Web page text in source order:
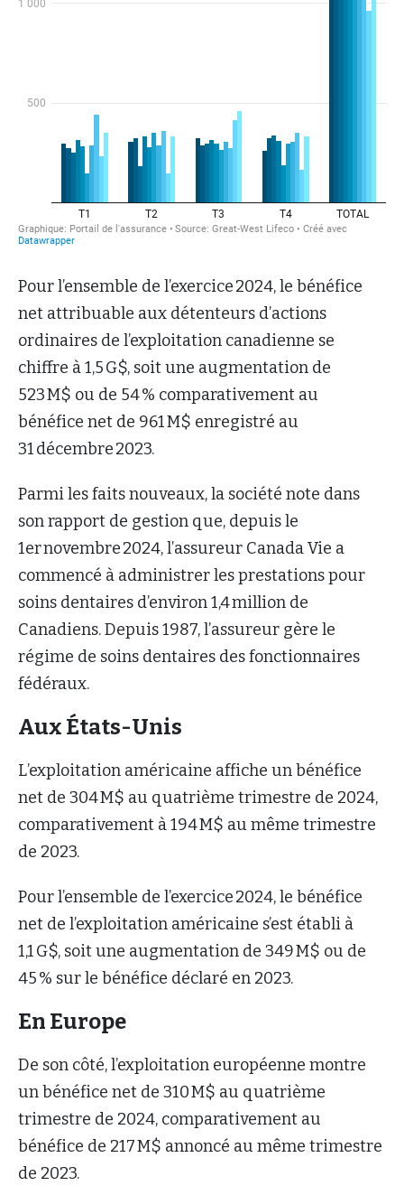
Pour l’ensemble de l’exercice 2024, le bénéfice
net attribuable aux détenteurs d’actions
ordinaires de l’exploitation canadienne se
chiffre à 1,5 G$, soit une augmentation de
523 M$ ou de 54 % comparativement au
bénéfice net de 961 M$ enregistré au
31 décembre 2023.
Parmi les faits nouveaux, la société note dans
son rapport de gestion que, depuis le
1er novembre 2024, l’assureur Canada Vie a
commencé à administrer les prestations pour
soins dentaires d’environ 1,4 million de
Canadiens. Depuis 1987, l’assureur gère le
régime de soins dentaires des fonctionnaires
fédéraux.
Aux États-Unis
L’exploitation américaine affiche un bénéfice
net de 304 M$ au quatrième trimestre de 2024,
comparativement à 194 M$ au même trimestre
de 2023.
Pour l’ensemble de l’exercice 2024, le bénéfice
net de l’exploitation américaine s’est établi à
1,1 G$, soit une augmentation de 349 M$ ou de
45 % sur le bénéfice déclaré en 2023.
En Europe
De son côté, l’exploitation européenne montre
un bénéfice net de 310 M$ au quatrième
trimestre de 2024, comparativement au
bénéfice de 217 M$ annoncé au même trimestre
de 2023.